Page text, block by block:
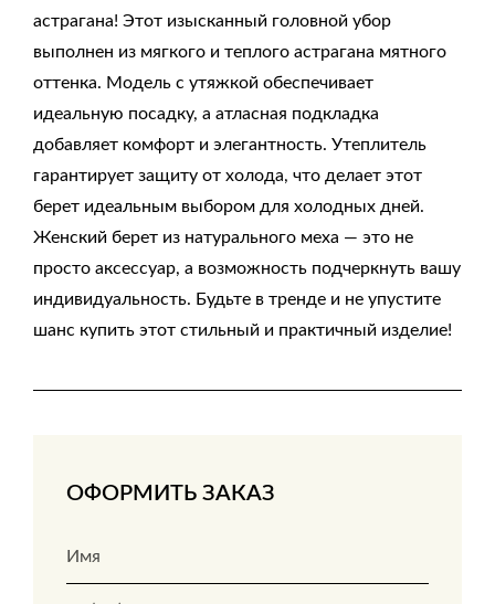
астрагана! Этот изысканный головной убор
выполнен из мягкого и теплого астрагана мятного
оттенка. Модель с утяжкой обеспечивает
идеальную посадку, а атласная подкладка
добавляет комфорт и элегантность. Утеплитель
гарантирует защиту от холода, что делает этот
берет идеальным выбором для холодных дней.
Женский берет из натурального меха — это не
просто аксессуар, а возможность подчеркнуть вашу
индивидуальность. Будьте в тренде и не упустите
шанс купить этот стильный и практичный изделие!
ОФОРМИТЬ ЗАКАЗ